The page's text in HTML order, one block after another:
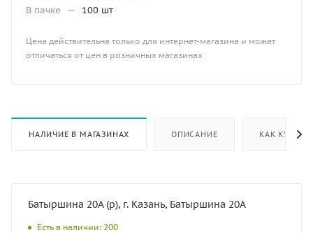
В пачке
— 100 шт
Цена действительна только для интернет-магазина и может
отличаться от цен в розничных магазинах
НАЛИЧИЕ В МАГАЗИНАХ ОПИСАНИЕ КАК КУПИТЬ
Батыршина 20А (р), г. Казань, Батыршина 20А
Есть в наличии: 200